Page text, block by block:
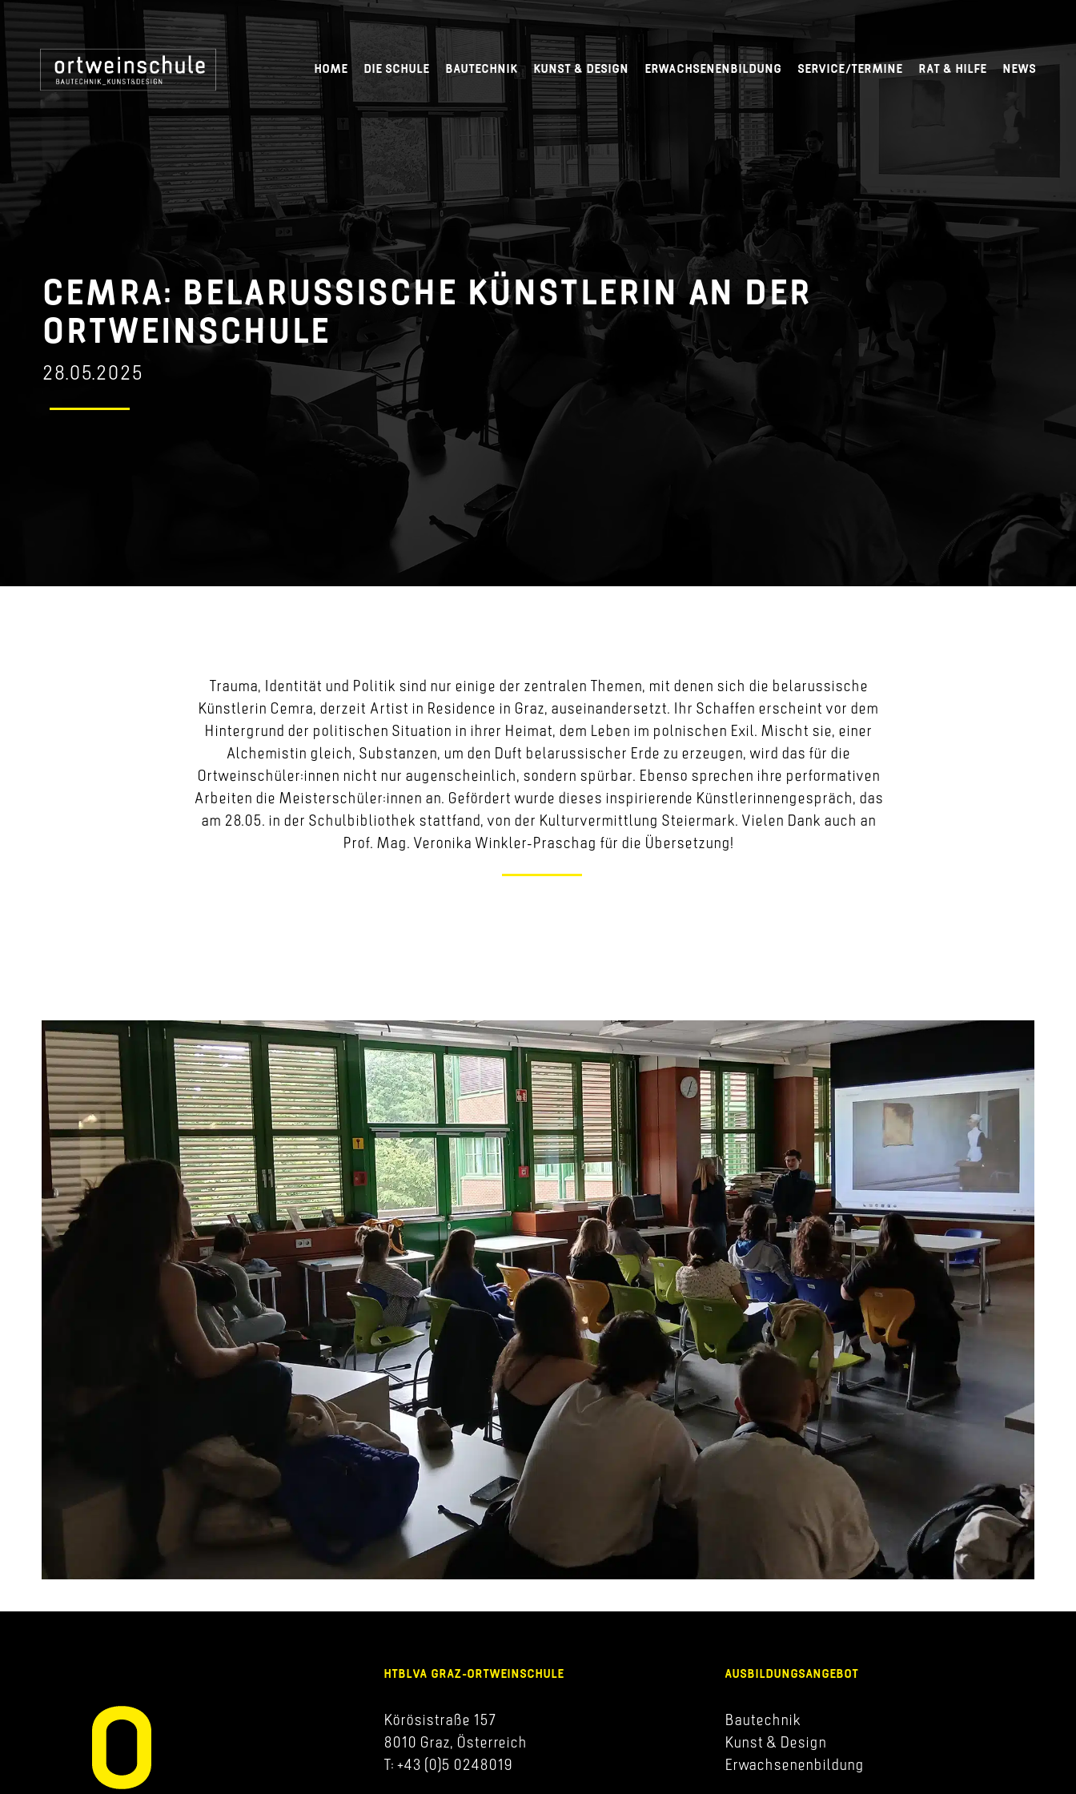
HOME DIE SCHULE BAUTECHNIK KUNST & DESIGN ERWACHSENENBILDUNG SERVICE/TERMINE RAT & HILFE NEWS
CEMRA: BELARUSSISCHE KÜNSTLERIN AN DER
ORTWEINSCHULE
28.05.2025
Trauma, Identität und Politik sind nur einige der zentralen Themen, mit denen sich die belarussische
Künstlerin Cemra, derzeit Artist in Residence in Graz, auseinandersetzt. Ihr Schaffen erscheint vor dem
Hintergrund der politischen Situation in ihrer Heimat, dem Leben im polnischen Exil. Mischt sie, einer
Alchemistin gleich, Substanzen, um den Duft belarussischer Erde zu erzeugen, wird das für die
Ortweinschüler:innen nicht nur augenscheinlich, sondern spürbar. Ebenso sprechen ihre performativen
Arbeiten die Meisterschüler:innen an. Gefördert wurde dieses inspirierende Künstlerinnengespräch, das
am 28.05. in der Schulbibliothek stattfand, von der Kulturvermittlung Steiermark. Vielen Dank auch an
Prof. Mag. Veronika Winkler-Praschag für die Übersetzung!
HTBLVA GRAZ-ORTWEINSCHULE
Körösistraße 157
8010 Graz, Österreich
T: +43 (0)5 0248019
AUSBILDUNGSANGEBOT
Bautechnik
Kunst & Design
Erwachsenenbildung